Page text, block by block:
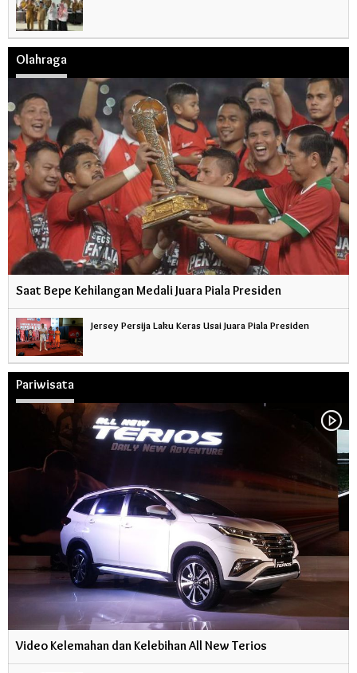
Olahraga
Saat Bepe Kehilangan Medali Juara Piala Presiden
Jersey Persija Laku Keras Usai Juara Piala Presiden
Pariwisata
Video Kelemahan dan Kelebihan All New Terios